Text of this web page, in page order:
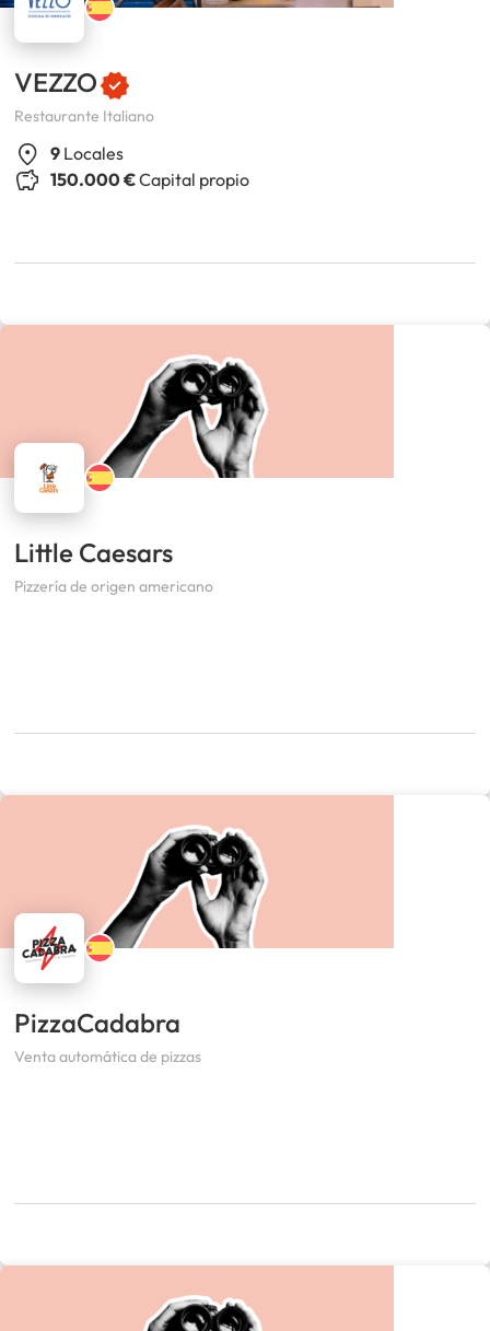
VEZZO
Restaurante Italiano
9 Locales
150.000 €Capital propio
Little Caesars
Pizzería de origen americano
PizzaCadabra
Venta automática de pizzas